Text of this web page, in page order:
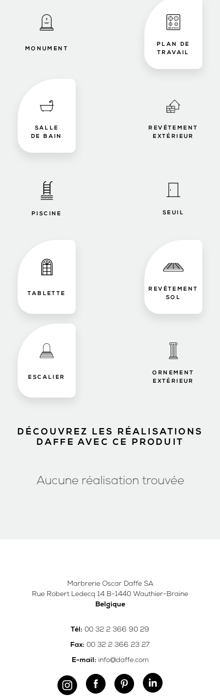
MONUMENT
PLAN DE
TRAVAIL
SALLE
DE BAIN
REVÊTEMENT
EXTÉRIEUR
PISCINE SEUIL
TABLETTE
REVÊTEMENT
SOL
ESCALIER
ORNEMENT
EXTÉRIEUR
DÉCOUVREZ LES RÉALISATIONS
DAFFE AVEC CE PRODUIT
Aucune réalisation trouvée
Marbrerie Oscar Daffe SA
Rue Robert Ledecq 14 B-1440 Wauthier-Braine
Belgique
Tél: 00 32 2 366 90 29
Fax: 00 32 2 366 23 27
E-mail: info@daffe.com